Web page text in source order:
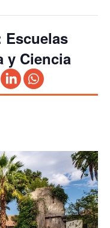
Escuelas
y Ciencia